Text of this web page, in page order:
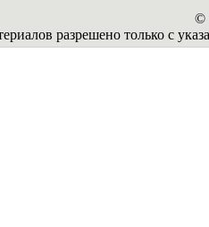
©
разрешено только с